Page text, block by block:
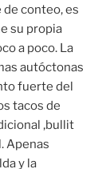
conteo, es
su propia
a poco. La
autóctonas
fuerte del
tacos de
‚bullit
Apenas
y la